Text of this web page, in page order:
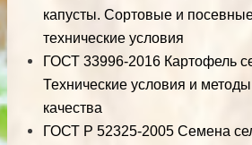
капусты. Сортовые и
технические условия
ГОСТ 33996-2016 Картофель
Технические условия и
качества
ГОСТ Р 52325-2005 Семена